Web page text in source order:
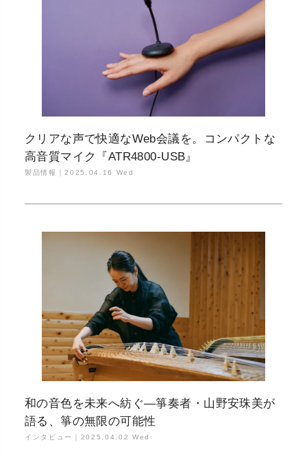
クリアな声で快適なWeb会議を。コンパクトな
高音質マイク『ATR4800-USB』
製品情報｜2025.04.16 Wed
和の音色を未来へ紡ぐ—箏奏者・山野安珠美が
語る、箏の無限の可能性
インタビュー｜ 2025.04.02 Wed